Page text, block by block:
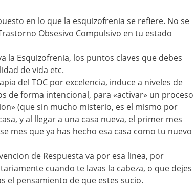
en lo que la esquizofrenia se refiere. No se
Obsesivo Compulsivo en tu estado
la Esquizofrenia, los puntos claves que debes
de vida etc.
del TOC por excelencia, induce a niveles de
de forma intencional, para «activar» un proceso
(que sin mucho misterio, es el mismo por
y al llegar a una casa nueva, el primer mes
mes que ya has hecho esa casa como tu nuevo
de Respuesta va por esa linea, por
cuando te lavas la cabeza, o que dejes
el pensamiento de que estes sucio.